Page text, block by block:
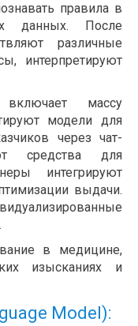
правила в
данных. После
различные
интерпретируют
включает массу
модели для
через чат-
средства для
интегрируют
выдачи.
в медицине,
изысканиях и
Model):